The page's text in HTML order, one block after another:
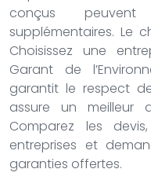
conçus
supplémentaires. Le
Choisissez une
Garant de
garantit le respect
assure un meilleur
Comparez les
entreprises et
garanties offertes.